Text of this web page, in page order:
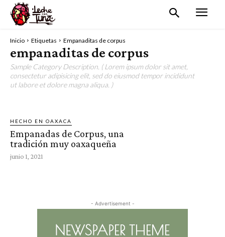
Inicio Etiquetas Empanaditas de corpus
empanaditas de corpus
Sample Category Description. ( Lorem ipsum dolor sit amet,
consectetur adipisicing elit, sed do eiusmod tempor incididunt
ut labore et dolore magna aliqua. )
HECHO EN OAXACA
Empanadas de Corpus, una
tradición muy oaxaqueña
junio 1, 2021
- Advertisement -